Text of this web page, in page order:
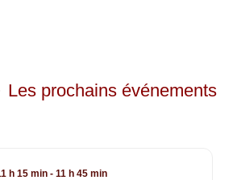
Les prochains événements
h 15 min - 11 h 45 min